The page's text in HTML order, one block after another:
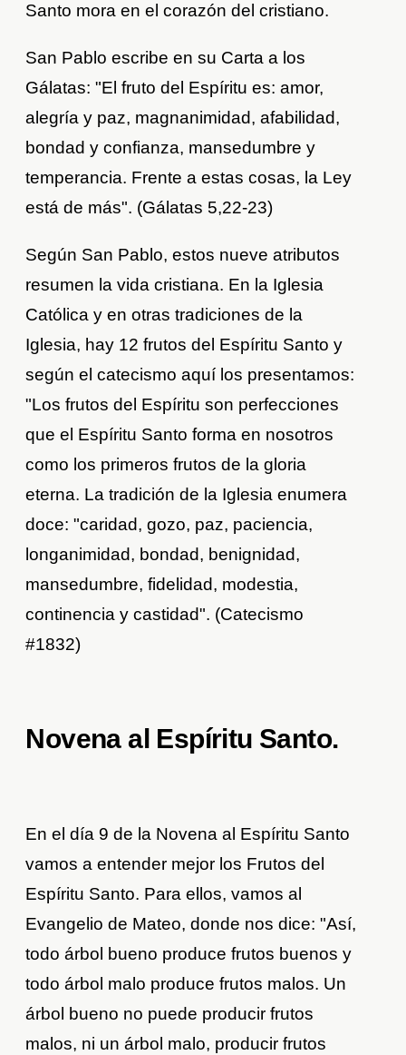
Santo mora en el corazón del cristiano.
San Pablo escribe en su Carta a los
Gálatas: "El fruto del Espíritu es: amor,
alegría y paz, magnanimidad, afabilidad,
bondad y confianza, mansedumbre y
temperancia. Frente a estas cosas, la Ley
está de más". (Gálatas 5,22-23)
Según San Pablo, estos nueve atributos
resumen la vida cristiana. En la Iglesia
Católica y en otras tradiciones de la
Iglesia, hay 12 frutos del Espíritu Santo y
según el catecismo aquí los presentamos:
"Los frutos del Espíritu son perfecciones
que el Espíritu Santo forma en nosotros
como los primeros frutos de la gloria
eterna. La tradición de la Iglesia enumera
doce: "caridad, gozo, paz, paciencia,
longanimidad, bondad, benignidad,
mansedumbre, fidelidad, modestia,
continencia y castidad". (Catecismo
#1832)
Novena al Espíritu Santo.
En el día 9 de la Novena al Espíritu Santo
vamos a entender mejor los Frutos del
Espíritu Santo. Para ellos, vamos al
Evangelio de Mateo, donde nos dice: "Así,
todo árbol bueno produce frutos buenos y
todo árbol malo produce frutos malos. Un
árbol bueno no puede producir frutos
malos, ni un árbol malo, producir frutos